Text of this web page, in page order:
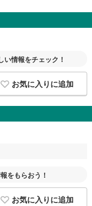
い情報をチェック！
お気に入りに追加
をもらおう！
お気に入りに追加